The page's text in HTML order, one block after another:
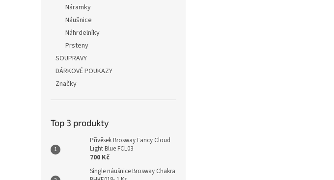
Náramky
Náušnice
Náhrdelníky
Prsteny
SOUPRAVY
DÁRKOVÉ POUKAZY
Značky
Top 3 produkty
Přívěsek Brosway Fancy Cloud
Light Blue FCL03
700 Kč
Single náušnice Brosway Chakra